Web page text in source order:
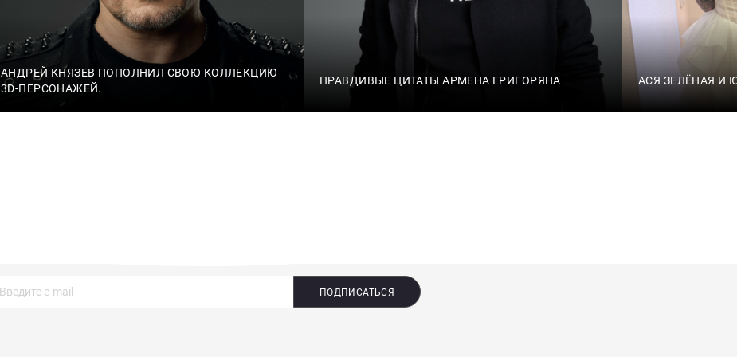
АНДРЕЙ КНЯЗЕВ ПОПОЛНИЛ СВОЮ КОЛЛЕКЦИЮ
3D-ПЕРСОНАЖЕЙ.
ПРАВДИВЫЕ ЦИТАТЫ АРМЕНА ГРИГОРЯНА АСЯ ЗЕЛЁНАЯ И
ПОДПИСАТЬСЯ